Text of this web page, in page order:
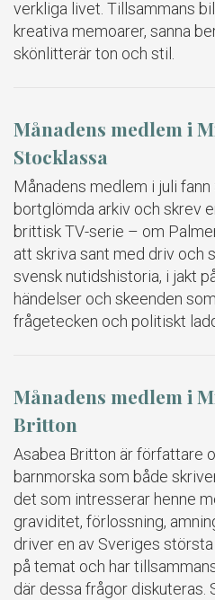
verkliga livet. Tillsammans
kreativa memoarer, sanna
skönlitterär ton och stil.
Månadens medlem i
Stocklassa
Månadens medlem i juli
bortglömda arkiv och skrev
brittisk TV-serie – om
att skriva sant med driv och
svensk nutidshistoria, i jakt
händelser och skeenden
frågetecken och politiskt
Månadens medlem i
Britton
Asabea Britton är författare
barnmorska som både
det som intresserar henne
graviditet, förlossning,
driver en av Sveriges
på temat och har
där dessa frågor diskuteras.